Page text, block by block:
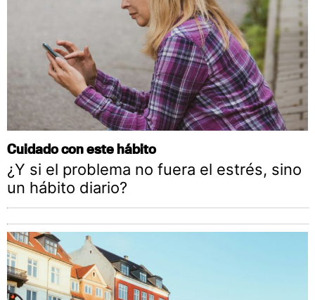
Cuidado con este hábito
¿Y si el problema no fuera el estrés, sino
un hábito diario?